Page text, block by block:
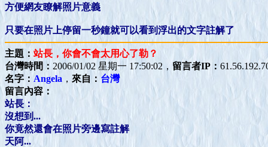
方便網友瞭解照片意義
只要在照片上停留一秒鐘就可以看到浮出的文字註解了
主題：站長，你會不會太用心了勒？
台灣時間： 2006/01/02 星期一 17:50:02， 留言者IP：
名字： Angela ， 來自： 台灣
留言內容：
站長：
沒想到...
你竟然還會在照片旁邊寫註解
天阿...